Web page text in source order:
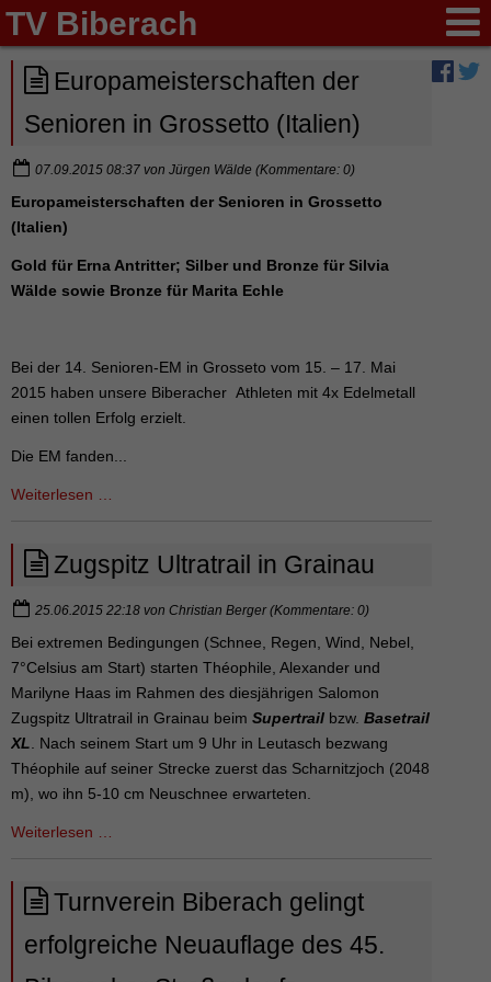
TV Biberach
Europameisterschaften der
Senioren in Grossetto (Italien)
07.09.2015 08:37 von Jürgen Wälde (Kommentare: 0)
Europameisterschaften der Senioren in Grossetto
(Italien)
Gold für Erna Antritter; Silber und Bronze für Silvia
Wälde sowie Bronze für Marita Echle
Bei der 14. Senioren-EM in Grosseto vom 15. – 17. Mai
2015 haben unsere Biberacher Athleten mit 4x Edelmetall
einen tollen Erfolg erzielt.
Die EM fanden...
Weiterlesen …
in
(Italien)
Zugspitz Ultratrail in Grainau
25.06.2015 22:18 von Christian Berger(Kommentare: 0)
Bei extremen Bedingungen (Schnee, Regen, Wind, Nebel,
7°Celsius am Start) starten Théophile, Alexander und
Marilyne Haas im Rahmen des diesjährigen Salomon
Zugspitz Ultratrail in Grainau beim Supertrail bzw. Basetrail
XL . Nach seinem Start um 9 Uhr in Leutasch bezwang
Théophile auf seiner Strecke zuerst das Scharnitzjoch (2048
m), wo ihn 5-10 cm Neuschnee erwarteten.
Weiterlesen …
Grainau
Turnverein Biberach gelingt
erfolgreiche Neuauflage des 45.